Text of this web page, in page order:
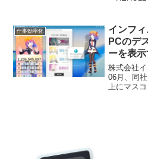
仕事効率化
インフ
PCのデ
ーを表
の姉妹
Desktop
ース。
株式会社
06月、同
上にマス